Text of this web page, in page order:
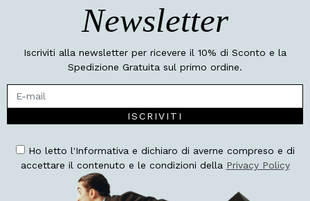
Newsletter
Iscriviti alla newsletter per ricevere il 10% di Sconto e la
Spedizione Gratuita sul primo ordine.
ISCRIVITI
Ho letto l'Informativa e dichiaro di averne compreso e di
accettare il contenuto e le condizioni della Privacy Policy